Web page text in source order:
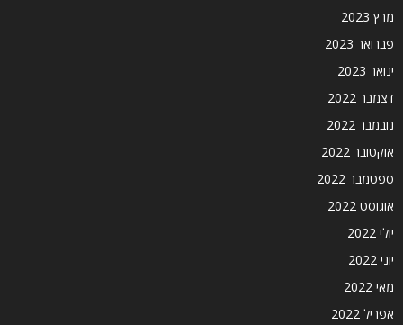
מרץ 2023
פברואר 2023
ינואר 2023
דצמבר 2022
נובמבר 2022
אוקטובר 2022
ספטמבר 2022
אוגוסט 2022
יולי 2022
יוני 2022
מאי 2022
אפריל 2022